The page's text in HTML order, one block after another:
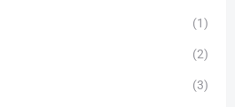
(1)
(2)
(3)